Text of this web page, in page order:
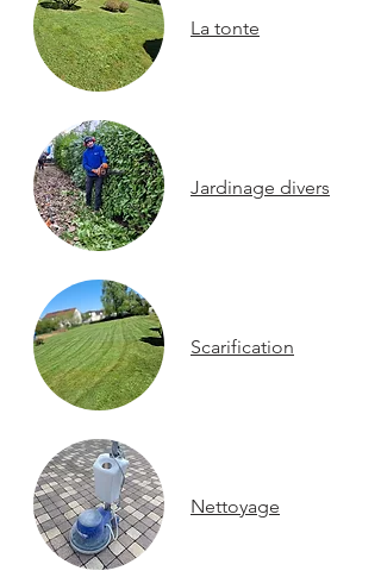
La tonte
Jardinage divers
Scarification
Nettoyage